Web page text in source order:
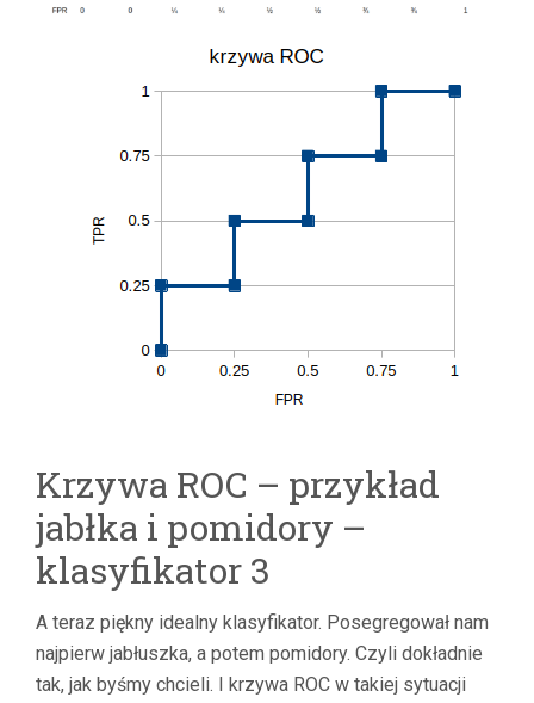
Krzywa ROC – przykład
jabłka i pomidory –
klasyfikator 3
A teraz piękny idealny klasyfikator. Posegregował nam
najpierw jabłuszka, a potem pomidory. Czyli dokładnie
tak, jak byśmy chcieli. I krzywa ROC w takiej sytuacji